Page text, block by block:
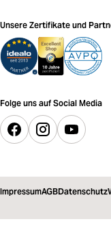
Unsere Zertifikate und
Folge uns auf Social Media
ImpressumAGBDatenschutz